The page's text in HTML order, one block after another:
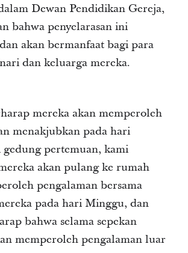
Dewan Pendidikan Gereja,
bahwa penyelarasan ini
akan bermanfaat bagi para
dan keluarga mereka.
mereka akan memperoleh
menakjubkan pada hari
pertemuan, kami
akan pulang ke rumah
pengalaman bersama
pada hari Minggu, dan
bahwa selama sepekan
memperoleh pengalaman luar